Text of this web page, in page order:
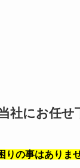
社にお任せ
の事はありま